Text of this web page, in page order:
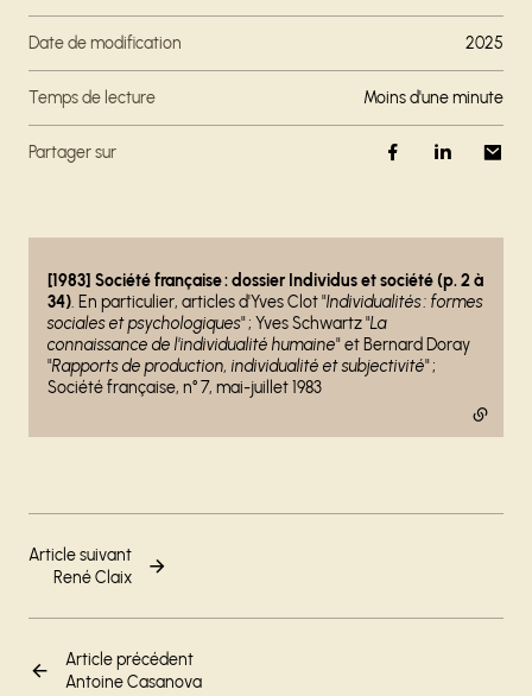
Date de modification 2025
Temps de lecture moins d'une minute
Partager sur
- lien externe
[1983] Société française : dossier Individus et société (p. 2 à
34). En particulier, articles d'Yves Clot "Individualités : formes
sociales et psychologiques" ; Yves Schwartz "La
connaissance de l'individualité humaine" et Bernard Doray
"Rapports de production, individualité et subjectivité" ;
Société française, n° 7, mai-juillet 1983
Article précédent
Antoine Casanova
Article suivant
René Claix